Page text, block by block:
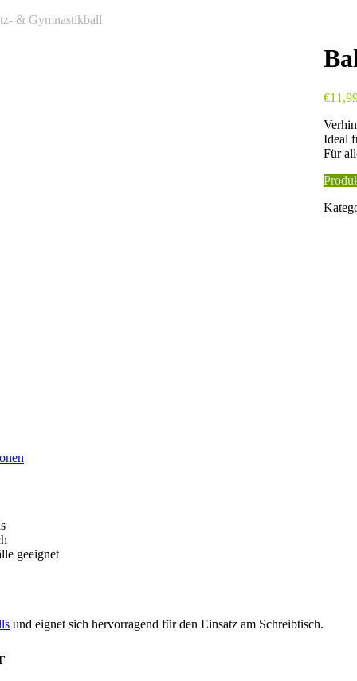
& Gymnastikball
€
Ideal
Für
geeignet
und eignet sich hervorragend für den Einsatz am Schreibtisch.